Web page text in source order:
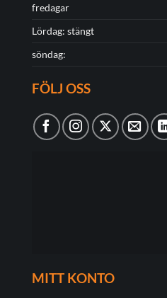
fredagar
Lördag: stängt
söndag:
FÖLJ OSS
MITT KONTO